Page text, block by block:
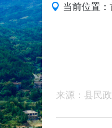
当前位置：
来源：县民